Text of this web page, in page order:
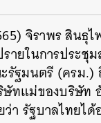
จิราพร สิน
ายในการประ
ฐมนตรี (ครม.)
ษัทแม่ของบริษัท
า รัฐบาลไทยไ